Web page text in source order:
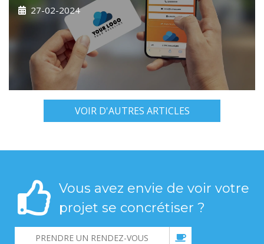
27-02-2024
VOIR D'AUTRES ARTICLES
Vous avez envie de voir votre
projet se concrétiser ?
PRENDRE UN RENDEZ-VOUS